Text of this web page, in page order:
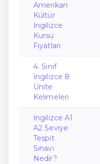
Amerikan
Kültür
İngilizce
Kursu
Fiyatları
4. Sınıf
İngilizce 8
Ünite
Kelimeleri
İngilizce A1
A2 Seviye
Tespit
Sınavı
Nedir?